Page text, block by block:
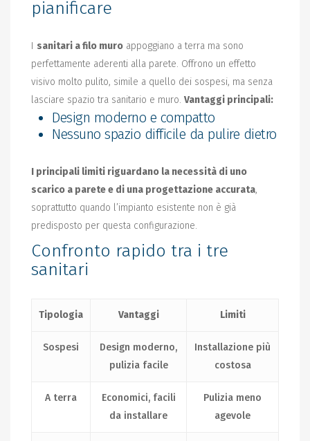
pianificare
I sanitari a filo muro appoggiano a terra ma sono
perfettamente aderenti alla parete. Offrono un effetto
visivo molto pulito, simile a quello dei sospesi, ma senza
lasciare spazio tra sanitario e muro. Vantaggi principali:
Design moderno e compatto
Nessuno spazio difficile da pulire dietro
I principali limiti riguardano la necessità di uno
scarico a parete e di una progettazione accurata,
soprattutto quando l’impianto esistente non è già
predisposto per questa configurazione.
Confronto rapido tra i tre
sanitari
Tipologia Vantaggi Limiti
Sospesi
Design moderno,
pulizia facile
Installazione più
costosa
A terra
Economici, facili
da installare
Pulizia meno
agevole